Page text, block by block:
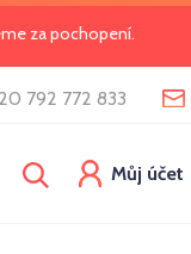
za pochopení.
792 772 833
Můj účet